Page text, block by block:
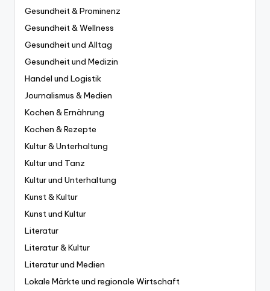
Gesundheit & Prominenz
Gesundheit & Wellness
Gesundheit und Alltag
Gesundheit und Medizin
Handel und Logistik
Journalismus & Medien
Kochen & Ernährung
Kochen & Rezepte
Kultur & Unterhaltung
Kultur und Tanz
Kultur und Unterhaltung
Kunst & Kultur
Kunst und Kultur
Literatur
Literatur & Kultur
Literatur und Medien
Lokale Märkte und regionale Wirtschaft